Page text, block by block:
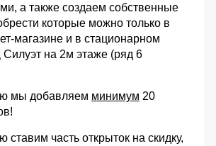
а также создаем собственные
которые можно только в
магазине и в стационарном
на 2м этаже (ряд 6
мы добавляем минимум 20
ставим часть открыток на скидку,